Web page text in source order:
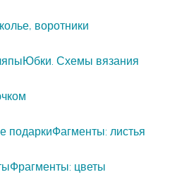
воротники
Юбки. Схемы вязания
подаркиФагменты: листья
Фрагменты: цветы